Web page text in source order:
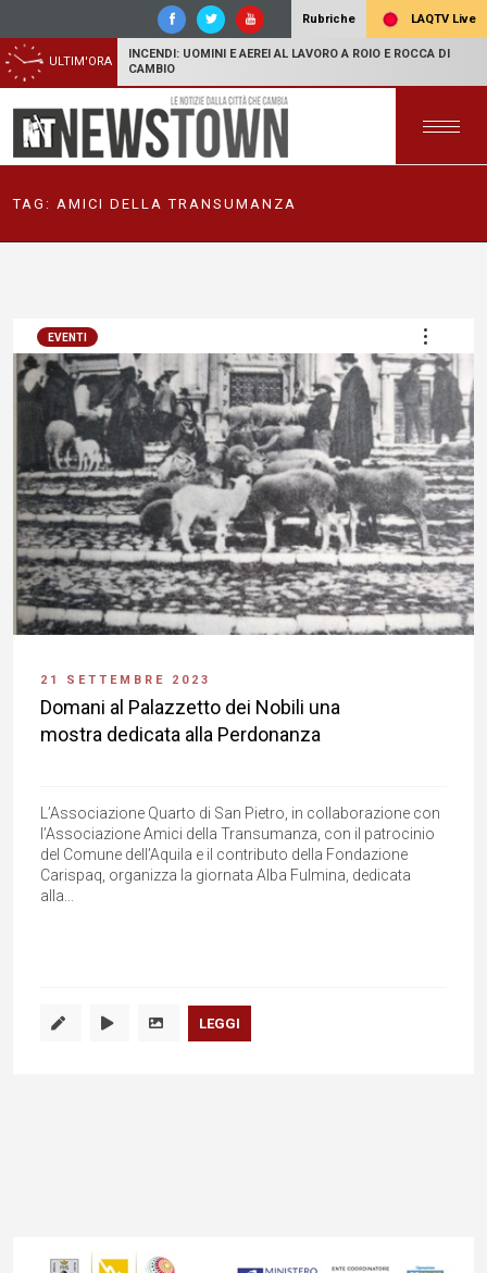
Rubriche LAQTV Live
ULTIM'ORA
INCENDI: UOMINI E AEREI AL LAVORO A ROIO E ROCCA DI
CAMBIO
TAG: AMICI DELLA TRANSUMANZA
EVENTI
21 SETTEMBRE 2023
Domani al Palazzetto dei Nobili una
mostra dedicata alla Perdonanza
L’Associazione Quarto di San Pietro, in collaborazione con
l’Associazione Amici della Transumanza, con il patrocinio
del Comune dell’Aquila e il contributo della Fondazione
Carispaq, organizza la giornata Alba Fulmina, dedicata
alla...
LEGGI